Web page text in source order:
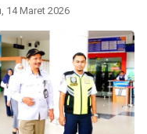
14 Maret 2026